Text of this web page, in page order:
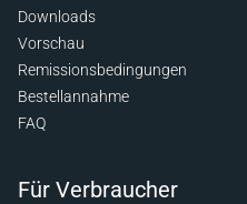
Downloads
Vorschau
Remissionsbedingungen
Bestellannahme
FAQ
Für Verbraucher